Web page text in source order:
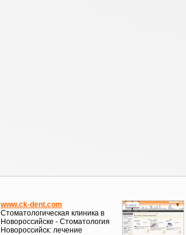
www.ck-dent.com
Стоматологическая клиника в
Новороссийске - Стоматология
Новороссийск: лечение